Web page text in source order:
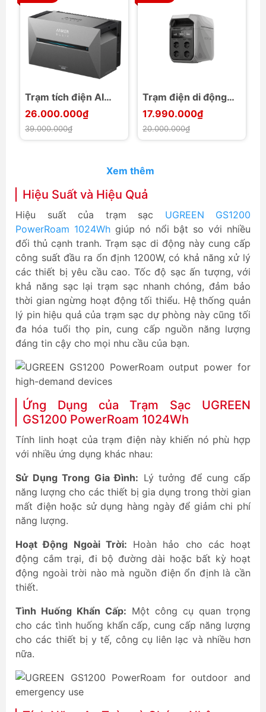
Trạm tích điện AI
Anker SOLIX
Solarbank 3 E2700
Pro cho gia đình
26.000.000₫
39.000.000₫
Trạm điện di động
EcoFlow DELTA 3
Plus 1024Wh 1800W
3600W max
17.990.000₫
20.000.000₫
Xem thêm
Hiệu Suất và Hiệu Quả
Hiệu suất của trạm sạc UGREEN GS1200
PowerRoam 1024Whgiúp nó nổi bật so với nhiều
đối thủ cạnh tranh. Trạm sạc di động này cung cấp
công suất đầu ra ổn định 1200W, có khả năng xử lý
các thiết bị yêu cầu cao. Tốc độ sạc ấn tượng, với
khả năng sạc lại trạm sạc nhanh chóng, đảm bảo
thời gian ngừng hoạt động tối thiểu. Hệ thống quản
lý pin hiệu quả của trạm sạc dự phòng này cũng tối
đa hóa tuổi thọ pin, cung cấp nguồn năng lượng
đáng tin cậy cho mọi nhu cầu của bạn.
Ứng Dụng của Trạm Sạc UGREEN
GS1200 PowerRoam 1024Wh
Tính linh hoạt của trạm điện này khiến nó phù hợp
với nhiều ứng dụng khác nhau:
Sử Dụng Trong Gia Đình: Lý tưởng để cung cấp
năng lượng cho các thiết bị gia dụng trong thời gian
mất điện hoặc sử dụng hàng ngày để giảm chi phí
năng lượng.
Hoạt Động Ngoài Trời: Hoàn hảo cho các hoạt
động cắm trại, đi bộ đường dài hoặc bất kỳ hoạt
động ngoài trời nào mà nguồn điện ổn định là cần
thiết.
Tình Huống Khẩn Cấp: Một công cụ quan trọng
cho các tình huống khẩn cấp, cung cấp năng lượng
cho các thiết bị y tế, công cụ liên lạc và nhiều hơn
nữa.